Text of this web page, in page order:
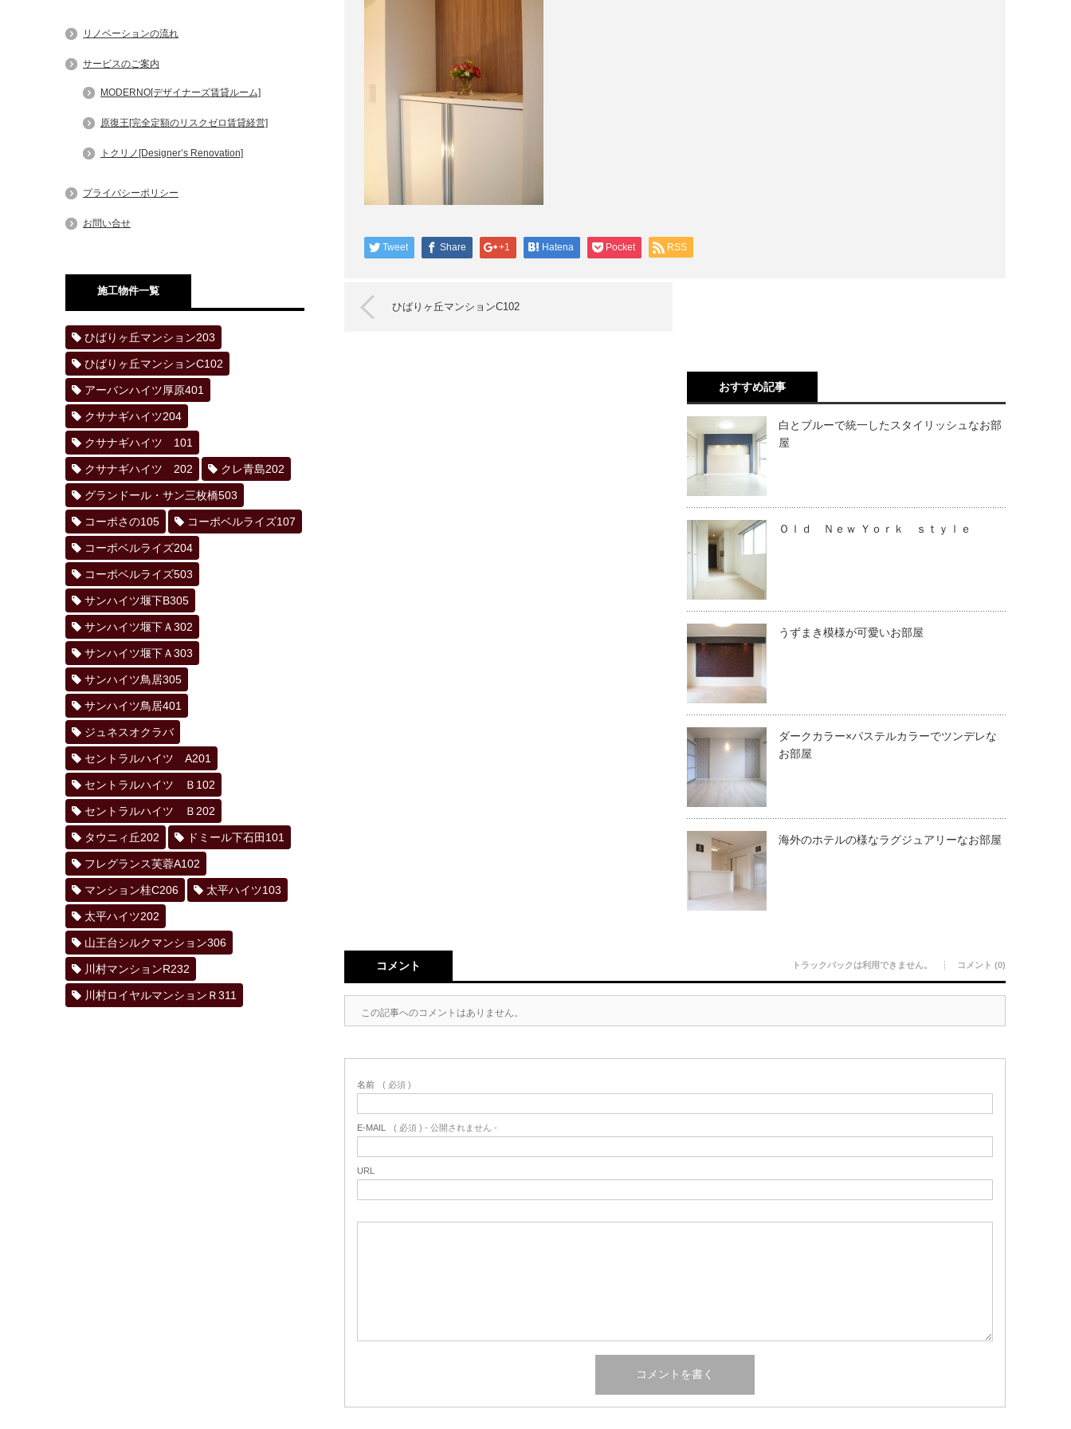
Tweet Share +1 Hatena Pocket RSS
ひばりヶ丘マンションC102
おすすめ記事
白とブルーで統一したスタイリッシュなお部
屋
Ｏｌｄ Ｎｅｗ Ｙｏｒｋ ｓｔｙｌｅ
うずまき模様が可愛いお部屋
ダークカラー×パステルカラーでツンデレな
お部屋
海外のホテルの様なラグジュアリーなお部屋
コメント トラックバックは利用できません。 コメント (0)
この記事へのコメントはありません。
名前 ( 必須 )
E-MAIL ( 必須 ) - 公開されません -
URL
リノベーションの流れ
サービスのご案内
MODERNO[デザイナーズ賃貸ルーム]
原復王[完全定額のリスクゼロ賃貸経営]
トクリノ[Designer’s Renovation]
プライバシーポリシー
お問い合せ
施工物件一覧
ひばりヶ丘マンション203
ひばりヶ丘マンションC102
アーバンハイツ厚原401
クサナギハイツ204
クサナギハイツ 101
クサナギハイツ 202 クレ青島202
グランドール・サン三枚橋503
コーポさの105 コーポベルライズ107
コーポベルライズ204
コーポベルライズ503
サンハイツ堰下B305
サンハイツ堰下Ａ302
サンハイツ堰下Ａ303
サンハイツ鳥居305
サンハイツ鳥居401
ジュネスオクラバ
セントラルハイツ A201
セントラルハイツ Ｂ102
セントラルハイツ Ｂ202
タウニィ丘202 ドミール下石田101
フレグランス芙蓉A102
マンション桂C206 太平ハイツ103
太平ハイツ202
山王台シルクマンション306
川村マンションR232
川村ロイヤルマンションＲ311